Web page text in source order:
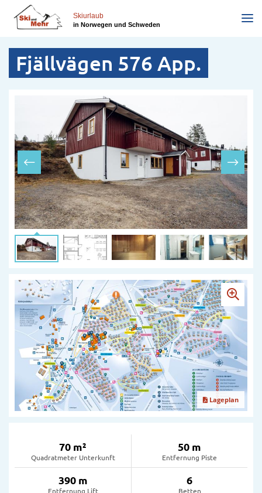
zum
Inhalt
Skiurlaub
in Norwegen und Schweden
Fjällvägen 576 App.
Lageplan
70 m²
Quadratmeter Unterkunft
50 m
Entfernung Piste
390 m
Entfernung Lift
6
Betten